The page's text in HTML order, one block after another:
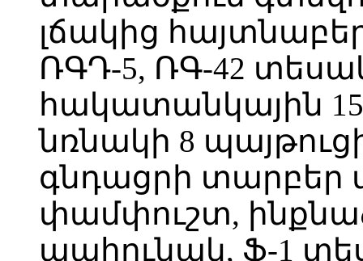
լճակից
ՌԳԴ-5, ՌԳ-42
հակատանկային
նռնակի 8
գնդացրի տարբեր
փամփուշտ,
պահունակ, Ֆ-1